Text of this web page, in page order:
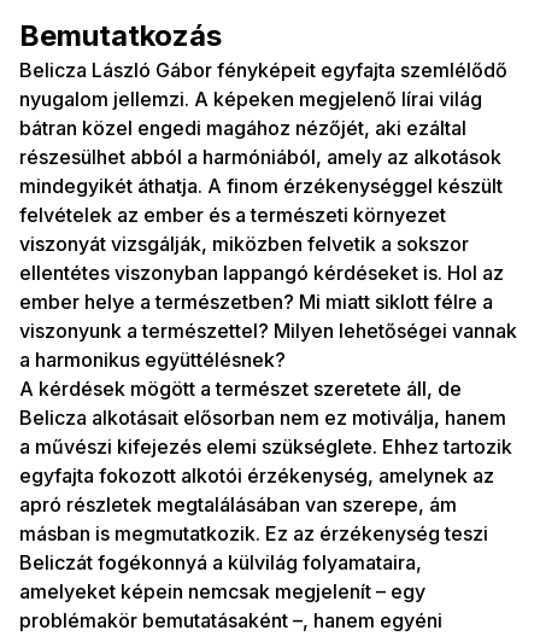
Bemutatkozás
Belicza László Gábor fényképeit egyfajta szemlélődő
nyugalom jellemzi. A képeken megjelenő lírai világ
bátran közel engedi magához nézőjét, aki ezáltal
részesülhet abból a harmóniából, amely az alkotások
mindegyikét áthatja. A finom érzékenységgel készült
felvételek az ember és a természeti környezet
viszonyát vizsgálják, miközben felvetik a sokszor
ellentétes viszonyban lappangó kérdéseket is. Hol az
ember helye a természetben? Mi miatt siklott félre a
viszonyunk a természettel? Milyen lehetőségei vannak
a harmonikus együttélésnek?
A kérdések mögött a természet szeretete áll, de
Belicza alkotásait elősorban nem ez motiválja, hanem
a művészi kifejezés elemi szükséglete. Ehhez tartozik
egyfajta fokozott alkotói érzékenység, amelynek az
apró részletek megtalálásában van szerepe, ám
másban is megmutatkozik. Ez az érzékenység teszi
Beliczát fogékonnyá a külvilág folyamataira,
amelyeket képein nemcsak megjelenít – egy
problémakör bemutatásaként –, hanem egyéni